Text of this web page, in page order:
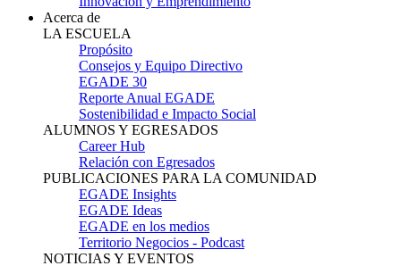
Acerca de
LA ESCUELA
Propósito
Consejos y Equipo Directivo
EGADE 30
Reporte Anual EGADE
Sostenibilidad e Impacto Social
ALUMNOS Y EGRESADOS
Career Hub
Relación con Egresados
PUBLICACIONES PARA LA COMUNIDAD
EGADE Insights
EGADE Ideas
EGADE en los medios
Territorio Negocios - Podcast
NOTICIAS Y EVENTOS